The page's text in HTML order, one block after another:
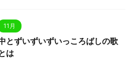
11月
とずいずいずいっころばしの歌
は